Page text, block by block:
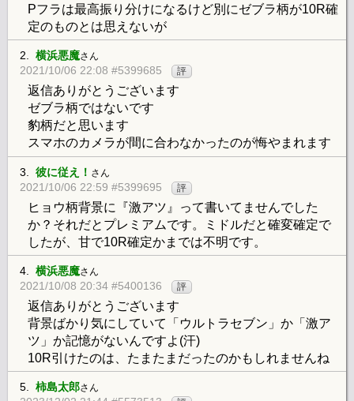
Pフラは最高振り分けになるけど別にゼブラ柄が10R確
定のものとは思えないが
2. 横浜悪魔さん
2021/10/06 22:08 #5399685 評
返信ありがとうございます
ゼブラ柄ではないです
豹柄だと思います
スマホのカメラが間に合わなかったのが悔やまれます
3. 彼に従え！ さん
2021/10/06 22:59 #5399695 評
ヒョウ柄背景に『激アツ』って書いてませんでした
か？それだとプレミアムです。ミドルだと確変確定で
したが、甘で10R確定かまでは不明です。
4. 横浜悪魔さん
2021/10/08 20:34 #5400136 評
返信ありがとうございます
背景ばかり気にしていて「ウルトラセブン」か「激ア
ツ」か記憶がないんですよ(汗)
10R引けたのは、たまたまだったのかもしれませんね
5. 柿島太郎さん